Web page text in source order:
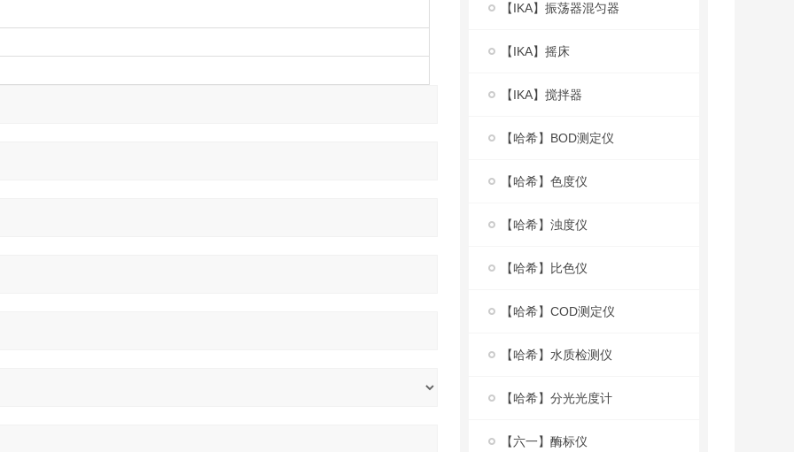
【IKA】振荡器混匀器
【IKA】摇床
【IKA】搅拌器
【哈希】BOD测定仪
【哈希】色度仪
【哈希】浊度仪
【哈希】比色仪
【哈希】COD测定仪
【哈希】水质检测仪
【哈希】分光光度计
【六一】酶标仪